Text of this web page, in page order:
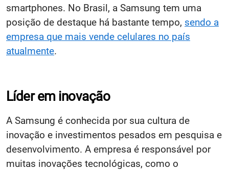
smartphones. No Brasil, a Samsung tem uma
posição de destaque há bastante tempo, sendo a
empresa que mais vende celulares no país
atualmente.
Líder em inovação
A Samsung é conhecida por sua cultura de
inovação e investimentos pesados em pesquisa e
desenvolvimento. A empresa é responsável por
muitas inovações tecnológicas, como o